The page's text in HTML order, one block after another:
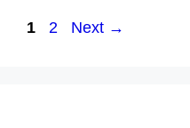
Page
1 Page
2 Next →